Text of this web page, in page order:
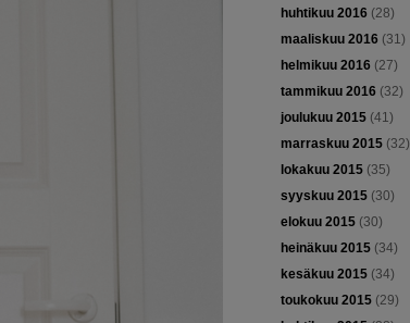
huhtikuu 2016 (28)
maaliskuu 2016 (31)
helmikuu 2016 (27)
tammikuu 2016 (32)
joulukuu 2015(41)
marraskuu 2015(32)
lokakuu 2015(35)
syyskuu 2015(30)
elokuu 2015(30)
heinäkuu 2015(34)
kesäkuu 2015(34)
toukokuu 2015(29)